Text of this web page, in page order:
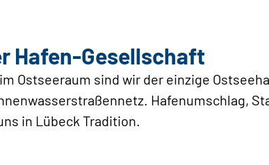
Hafen-Gesellschaft
Ostseeraum sind wir der einzige
Hafenumschlag,
in Lübeck Tradition.